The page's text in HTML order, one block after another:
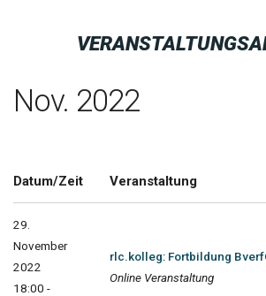
Nov. 2022
Datum/Zeit Veranstaltung
29.
November
2022
18:00 -
rlc.kolleg: Fortbildung
Online Veranstaltung